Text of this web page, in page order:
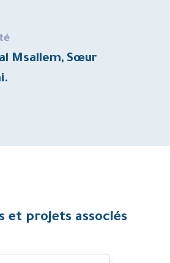
Msallem, Sœur
et projets associés